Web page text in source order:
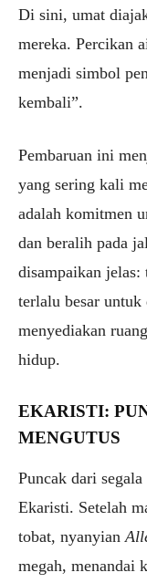
Di sini, umat
mereka. Percikan
menjadi simbol
kembali”.
Pembaruan ini
yang sering kali
adalah komitmen
dan beralih pada
disampaikan jelas:
terlalu besar
menyediakan
hidup.
EKARISTI:
MENGUTUS
Puncak dari
Ekaristi. Setelah
tobat, nyanyian
megah, menandai